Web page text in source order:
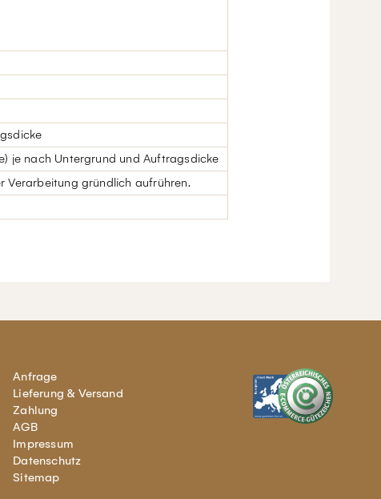
je nach Untergrund und Auftragsdicke
Verarbeitung gründlich aufrühren.
Anfrage
Lieferung & Versand
Zahlung
AGB
Impressum
Datenschutz
Sitemap